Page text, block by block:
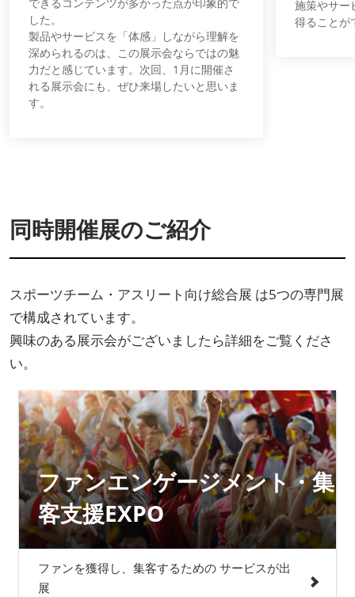
できるコンテンツが多かった点が印象的で
した。
製品やサービスを「体感」しながら理解を
深められるのは、この展示会ならではの魅
力だと感じています。次回、1月に開催さ
れる展示会にも、ぜひ来場したいと思いま
す。
施策やサー
得ることが
同時開催展のご紹介
スポーツチーム・アスリート向け総合展 は5つの専門展
で構成されています。
興味のある展示会がございましたら詳細をご覧くださ
い。
ファンエンゲージメント・集
客支援EXPO
ファンを獲得し、集客するための サービスが出
展